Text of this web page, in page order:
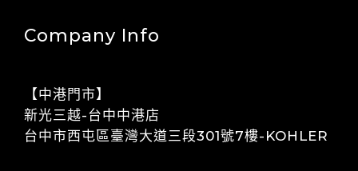
Company Info
【中港門市】
​​新光三越-台中中港店
​​​​台中市西屯區臺灣大道三段301號7樓-KOHLER